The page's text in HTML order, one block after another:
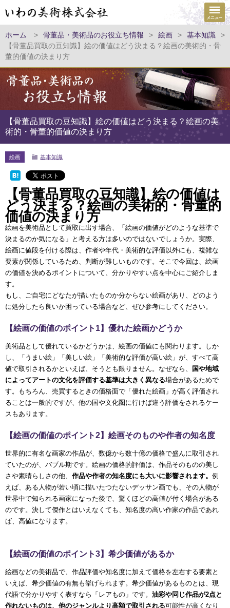
ホーム > 骨董品・美術品のお役立ち情報 > 絵画 > 基本知識
>
【骨董品買取の豆知識】絵の価値はどう決まる？絵画の美術的・骨
董的価値の決まり方
【骨董品買取の豆知識】絵の価値はどう決まる？絵画の美
術的・骨董的価値の決まり方
絵画 基本知識
【骨董品買取の豆知識】絵の価値は
どう決まる？絵画の美術的・骨董的
価値の決まり方
絵画を美術品として買取に出す場合、「絵画の価値がどのような基準で
決まるのか気になる」と考える方は多いのではないでしょうか。実際、
絵画に値段を付ける際は、作者や年代・美術的な評価以外にも、複雑な
要素が関係しているため、判断が難しいものです。そこで今回は、絵画
の価値を決めるポイントについて、分かりやすい点を中心にご紹介しま
す。
もし、ご自宅にどなたが描いたものか分からない絵画があり、どのよう
に処分したら良いか困っている場合など、ぜひ参考にしてください。
【絵画の価値のポイント1】優れた絵画かどうか
美術品として優れているかどうかは、絵画の価値にも関わります。しか
し、「うまい絵」「美しい絵」「美術的な評価が高い絵」が、すべて高
値で取引されるかといえば、そうとも限りません。なぜなら、
国や地域
によってアートの文化を評価する基準は大きく異なる場合があるためで
す。もちろん、売買するときの価格面で「優れた絵画」が高く評価され
ることは一般的ですが、他の国や文化圏に行けば違う評価をされるケー
スもあります。
【絵画の価値のポイント2】絵画そのものや作者の知名度
世界的に有名な画家の作品が、数億から数十億の価格で盛んに取引され
ていたのが、バブル期です。絵画の価格的評価は、作品そのものの美し
さや素晴らしさの他、 作品や作者の知名度にも大いに影響されます。 例
えば、ある人物が若い頃に描いたつたないデッサン画でも、その人物が
世界中で知られる画家になった後で、驚くほどの高値が付く場合がある
のです。決して傑作とはいえなくても、知名度の高い作家の作品であれ
ば、高値になります。
【絵画の価値のポイント3】希少価値があるか
絵画などの美術品で、作品評価や知名度に加えて価格を左右する要素と
いえば、希少価値の有無も挙げられます。希少価値があるものとは、現
代語で分かりやすく表すなら「レアもの」です。 油彩や同じ作品が2点と
作れないものは、他のジャンルより高額で取引される可能性が高くなり